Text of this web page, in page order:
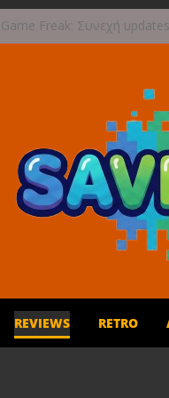
Game Freak: Συνεχή
μετά την ανάμεικτη υποδοχή
Διασχίστε τους ουρανούς
Διακοπές και παιχνίδι για
Έρχεται 1η Σεπτεμβρίου το
REVIEWS RETRO